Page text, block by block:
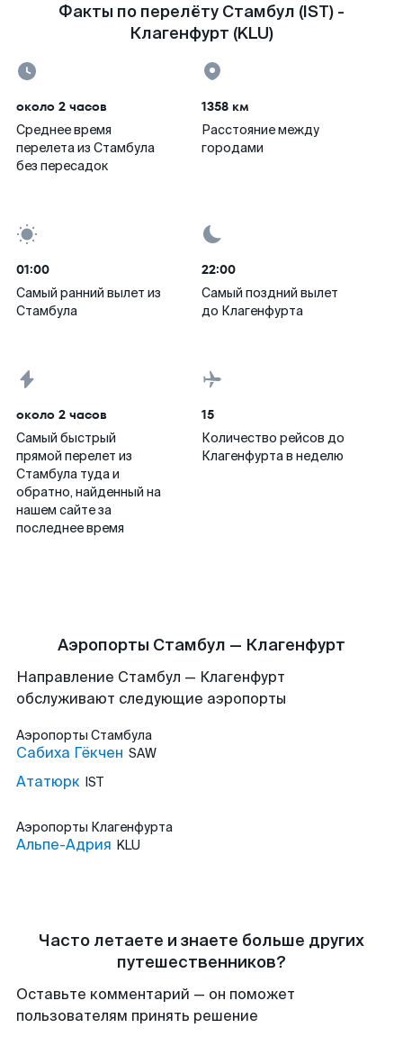
Факты по перелёту Стамбул (IST) -
Клагенфурт (KLU)
около 2 часов
Среднее время
перелета из Стамбула
без пересадок
1358 км
Расстояние между
городами
01:00
Самый ранний вылет из
Стамбула
22:00
Самый поздний вылет
до Клагенфурта
около 2 часов
Самый быстрый
прямой перелет из
Стамбула туда и
обратно, найденный на
нашем сайте за
последнее время
15
Количество рейсов до
Клагенфурта в неделю
Аэропорты Стамбул — Клагенфурт
Направление Стамбул — Клагенфурт
обслуживают следующие аэропорты
Аэропорты Стамбула
Сабиха Гёкчен SAW
Ататюрк IST
Аэропорты Клагенфурта
Альпе-Адрия KLU
Часто летаете и знаете больше других
путешественников?
Оставьте комментарий — он поможет
пользователям принять решение